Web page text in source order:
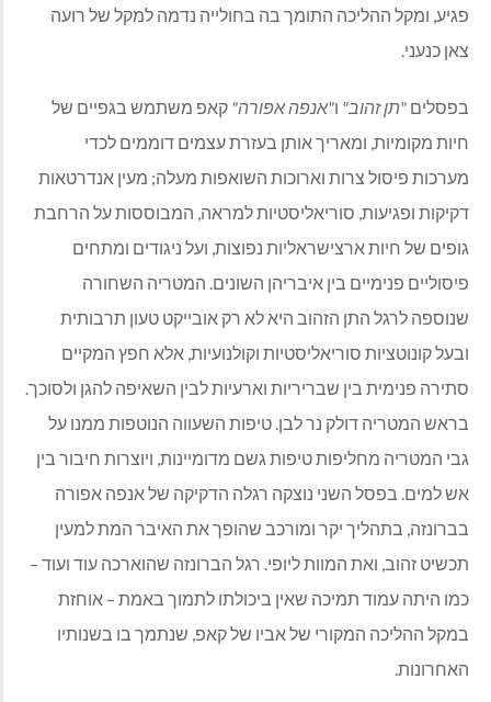
פגיע, ומקל ההליכה התומך בה בחולייה נדמה למקל של רועה
צאן כנעני.
בפסלים "תן זהוב" ו"אנפה אפורה" קאפ משתמש בגפיים של
חיות מקומיות, ומאריך אותן בעזרת עצמים דוממים לכדי
מערכות פיסול צרות וארוכות השואפות מעלה; מעין אנדרטאות
דקיקות ופגיעות, סוריאליסטיות למראה, המבוססות על הרחבת
גופים של חיות ארצישראליות נפוצות, ועל ניגודים ומתחים
פיסוליים פנימיים בין איבריהן השונים. המטריה השחורה
שנוספה לרגל התן הזהוב היא לא רק אובייקט טעון תרבותית
ובעל קונוטציות סוריאליסטיות וקולנועיות, אלא חפץ המקיים
סתירה פנימית בין שבריריות וארעיות לבין השאיפה להגן ולסוכך.
בראש המטריה דולק נר לבן. טיפות השעווה הנוטפות ממנו על
גבי המטריה מחליפות טיפות גשם מדומיינות, ויוצרות חיבור בין
אש למים. בפסל השני נוצקה רגלה הדקיקה של אנפה אפורה
בברונזה, בתהליך יקר ומורכב שהופך את האיבר המת למעין
תכשיט זהוב, ואת המוות ליופי. רגל הברונזה שהוארכה עוד ועוד –
כמו היתה עמוד תמיכה שאין ביכולתו לתמוך באמת – אוחזת
במקל ההליכה המקורי של אביו של קאפ, שנתמך בו בשנותיו
האחרונות.